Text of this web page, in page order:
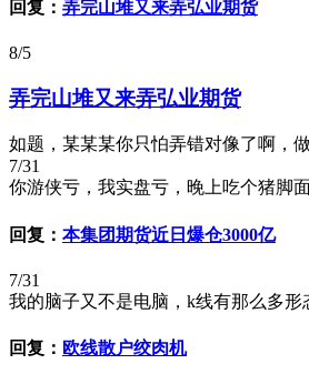
回复： 弄完山堆又来弄弘业期货
8/5
弄完山堆又来弄弘业期货
如题，某某某你只怕弄错对像了啊，
7/31
你游侠亏，我实盘亏，晚上吃个猪脚
回复： 本集团期货近日爆仓3000亿
7/31
我的脑子又不是电脑，k线有那么多
回复： 欧线散户绞肉机